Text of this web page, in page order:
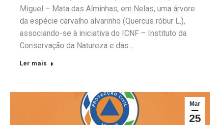
Miguel – Mata das Alminhas, em Nelas, uma árvore
da espécie carvalho alvarinho (Quercus róbur L.),
associando-se à iniciativa do ICNF – Instituto da
Conservação da Natureza e das…
Ler mais
Mar
25